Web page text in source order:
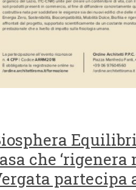
che ‘rigenera
partecipa